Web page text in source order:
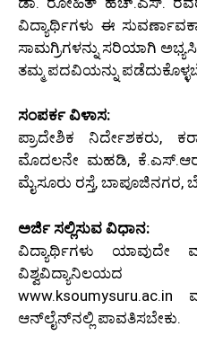
ವಿದ್ಯಾರ್ಥಿಗಳು ಈ
ಸಾಮಗ್ರಿಗಳನ್ನು ಸರಿಯಾಗಿ
ತಮ್ಮ ಪದವಿಯನ್ನು
ಸಂಪರ್ಕ ವಿಳಾಸ:
ಪ್ರಾದೇಶಿಕ ನಿರ್ದೇಶಕರು,
ಮೊದಲನೇ ಮಹಡಿ,
ಮೈಸೂರು ರಸ್ತೆ, ಬಾಪೂಜಿನಗರ,
ಅರ್ಜಿ ಸಲ್ಲಿಸುವ ವಿಧಾನ:
ವಿದ್ಯಾರ್ಥಿಗಳು
www.ksoumysuru.ac.in
ಆನ್‌ಲೈನ್‌ನಲ್ಲಿ ಪಾವತಿಸಬೇಕು.